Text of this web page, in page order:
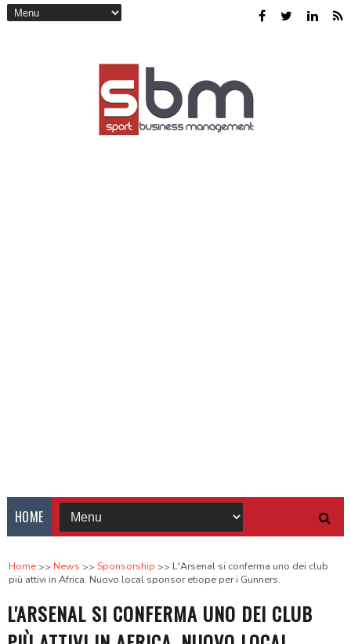
HOME
Home News Sponsorship
L'Arsenal si conferma uno dei club
più attivi in Africa. Nuovo local sponsor etiope per i Gunners.
L'ARSENAL SI CONFERMA UNO DEI CLUB